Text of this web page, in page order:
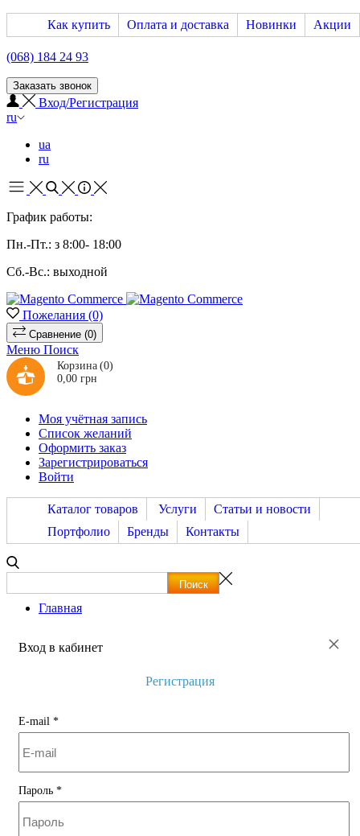
Как купить Оплата и доставка Новинки Акции
(068) 184 24 93
Заказать звонок
Вход/Регистрация
ru
ua
ru
График работы:
Пн.-Пт.: з 8:00- 18:00
Сб.-Вс.: выходной
Пожелания (0)
Сравнение (0)
Меню Поиск
Корзина (0)
0,00 грн
Моя учётная запись
Список желаний
Оформить заказ
Зарегистрироваться
Войти
Каталог товаров Услуги
Статьи и новости
Портфолио
Бренды Контакты
Главная
×
Вход в кабинет
Регистрация
E-mail *
Пароль *